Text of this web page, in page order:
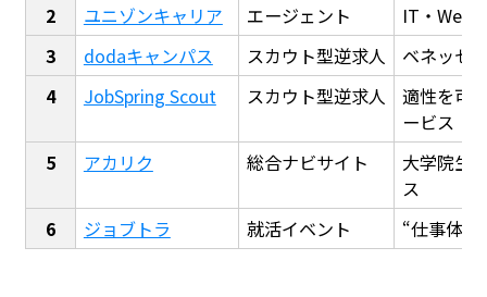
ユニゾンキャリア
エージェント
IT・Web
dodaキャンパス
スカウト型逆求人
ベネッセ
JobSpring Scout
スカウト型逆求人
適性を可
ービス
アカリク
総合ナビサイト
大学院生
ス
ジョブトラ
就活イベント “仕事体